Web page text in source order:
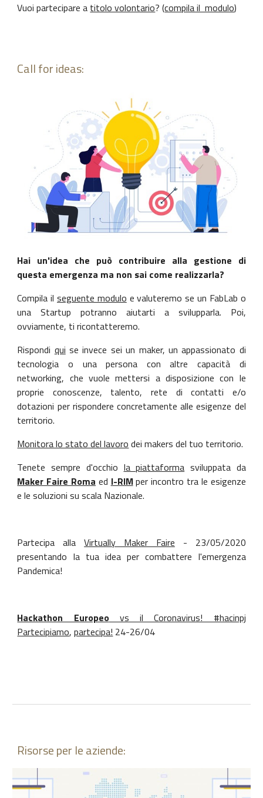
Vuoi partecipare a titolo volontario? (compila il  modulo)
Call for ideas:
Hai un'idea che può contribuire alla gestione di
questa emergenza ma non sai come realizzarla?
Compila ilseguente modulo e valuteremo se un FabLab o
una Startup potranno aiutarti a svilupparla. Poi,
ovviamente, ti ricontatteremo.
Rispondi qui se invece sei un maker, un appassionato di
tecnologia o una persona con altre capacità di
networking, che vuole mettersi a disposizione con le
proprie conoscenze, talento, rete di contatti e/o
dotazioni per rispondere concretamente alle esigenze del
territorio.
Monitora lo stato del lavoro dei makers del tuo territorio.
Tenete sempre d'occhio la piattaforma sviluppata da
Maker Faire Roma ed I-RIMper incontro tra le esigenze
e le soluzioni su scala Nazionale.
Partecipa allaVirtually Maker Faire - 23/05/2020
presentando la tua idea per combattere l'emergenza
Pandemica!
Hackathon Europeovs il Coronavirus! #hacinpj
Partecipiamo,partecipa! 24-26/04
Risorse per le aziende: